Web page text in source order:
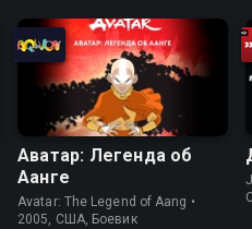
Аватар: Легенда об
Аанге
Avatar: The Legend of Aang •
2005, США, Боевик